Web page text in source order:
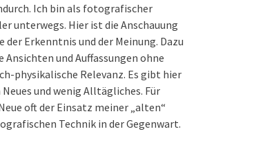
Ich bin als fotografischer
unterwegs. Hier ist die Anschauung
der Erkenntnis und der Meinung. Dazu
Ansichten und Auffassungen ohne
physikalische Relevanz. Es gibt hier
und wenig Alltägliches. Für
oft der Einsatz meiner „alten“
Technik in der Gegenwart.